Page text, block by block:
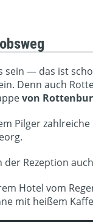
sein — das ist
Denn auch
von
Pilger
der Rezeption
Hotel vom
mit heißem